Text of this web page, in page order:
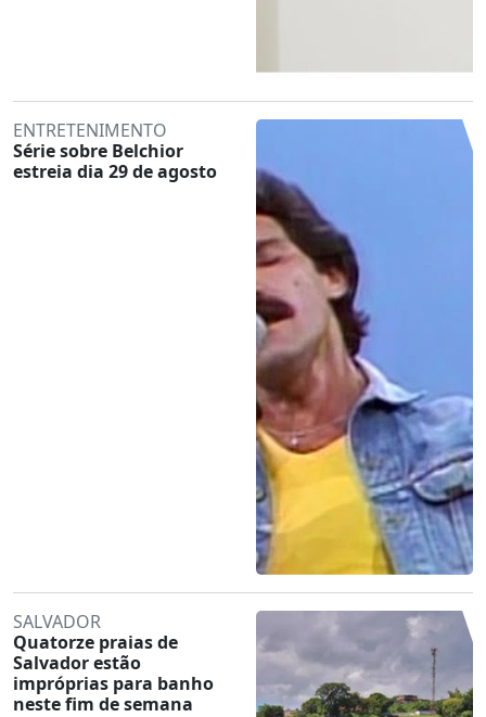
ENTRETENIMENTO
Série sobre Belchior
estreia dia 29 de agosto
SALVADOR
Quatorze praias de
Salvador estão
impróprias para banho
neste fim de semana